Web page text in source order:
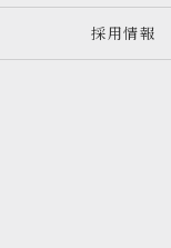
採用情報